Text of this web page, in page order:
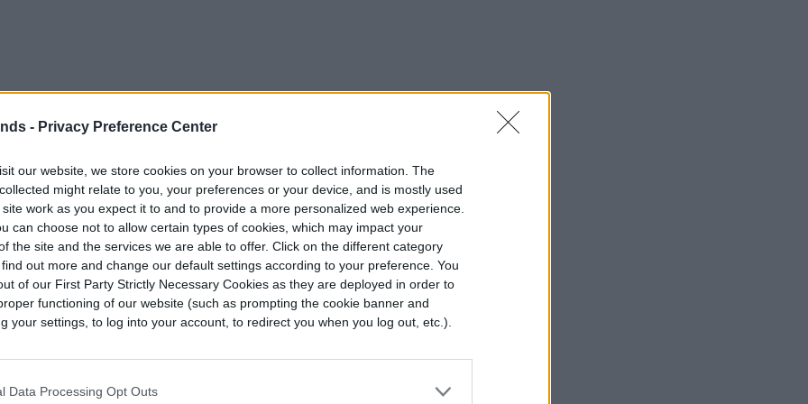
- Privacy Preference Center
our website, we store cookies on your browser to collect information. The
might relate to you, your preferences or your device, and is mostly used
work as you expect it to and to provide a more personalized web experience.
can choose not to allow certain types of cookies, which may impact your
the site and the services we are able to offer. Click on the different category
out more and change our default settings according to your preference. You
of our First Party Strictly Necessary Cookies as they are deployed in order to
functioning of our website (such as prompting the cookie banner and
your settings, to log into your account, to redirect you when you log out, etc.).
Data Processing Opt Outs
funcional. Publicaron sus hallazgos en un
eléctrica en transistores electroquímicos
(WECT) en sí estaba hecho de madera
de madera, tuvieron que eliminar un
con un polímero conductor. A
madera conductora para crear el WECT.
es bastante sorprendente. Y oye, el control